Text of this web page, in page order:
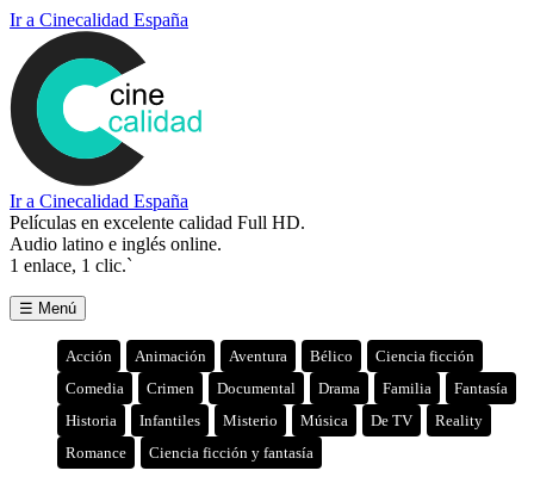
Ir a Cinecalidad España
Ir a Cinecalidad España
Películas en excelente calidad Full HD.
Audio latino e inglés online.
1 enlace, 1 clic.`
☰ Menú
Acción Animación Aventura Bélico
Ciencia ficción
Comedia
Crimen Documental Drama Familia
Fantasía
Historia
Infantiles Misterio Música De TV
Reality
Romance
Ciencia ficción y fantasía